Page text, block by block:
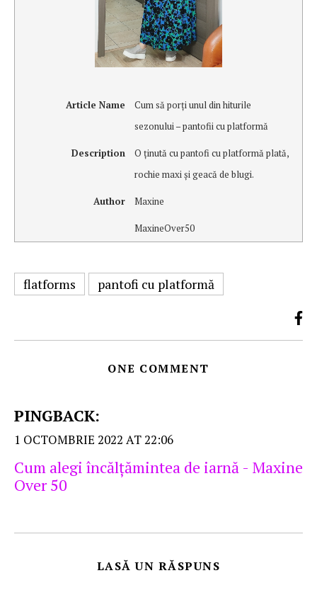
Article Name
Cum să porţi unul din hiturile
sezonului – pantofii cu platformă
Description
O ţinută cu pantofi cu platformă plată,
rochie maxi şi geacă de blugi.
Author Maxine
MaxineOver50
flatforms pantofi cu platformă
ONE COMMENT
PINGBACK:
1 OCTOMBRIE 2022 AT 22:06
Cum alegi încălţămintea de iarnă - Maxine
Over 50
LASĂ UN RĂSPUNS